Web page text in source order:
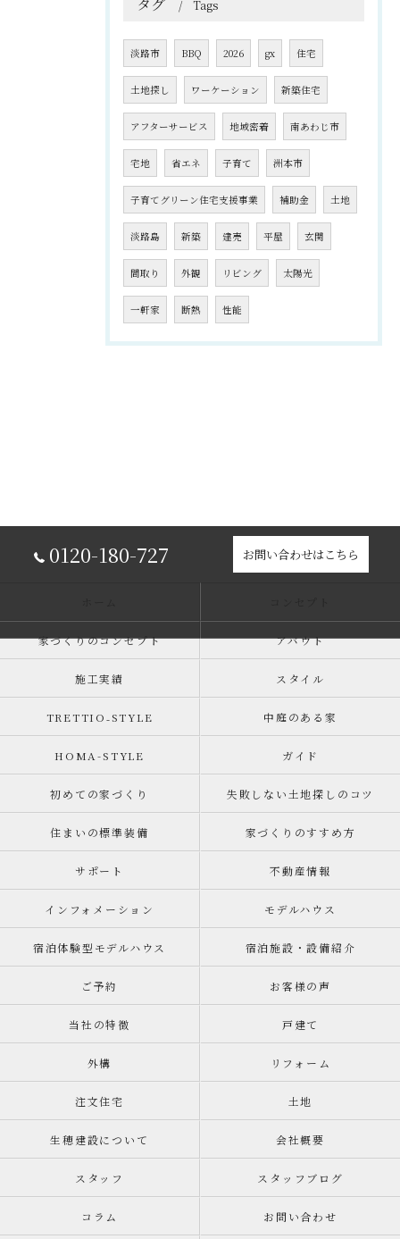
Tags
淡路市 BBQ 2026 gx 住宅
土地探し ワーケーション 新築住宅
アフターサービス 地域密着 南あわじ市
宅地 省エネ 子育て 洲本市
子育てグリーン住宅支援事業 補助金 土地
淡路島 新築 建売 平屋 玄関
間取り 外観 リビング 太陽光
一軒家 断熱 性能
0120-180-727 お問い合わせはこちら
家づくりのコンセプト アバウト
施工実績 スタイル
TRETTIO₋STYLE 中庭のある家
HOMA-STYLE ガイド
初めての家づくり 失敗しない土地探しのコツ
住まいの標準装備 家づくりのすすめ方
サポート 不動産情報
インフォメーション モデルハウス
宿泊体験型モデルハウス 宿泊施設・設備紹介
ご予約 お客様の声
当社の特徴 戸建て
外構 リフォーム
注文住宅 土地
生穂建設について 会社概要
スタッフ スタッフブログ
コラム お問い合わせ